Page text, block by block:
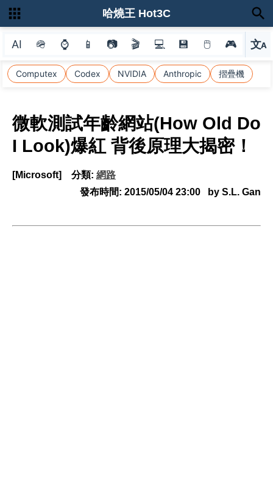
AI 🪖 ⌚ 📱 📷 🎬 💻 💾 🖱 🎮 文A
選
Computex Codex NVIDIA Anthropic 摺疊機
哈燒王 Hot3C
微軟測試年齡網站(How Old Do
I Look)爆紅 背後原理大揭密！
[Microsoft] 分類: 網路
發布時間: 2015/05/04 23:00 by S.L. Gan